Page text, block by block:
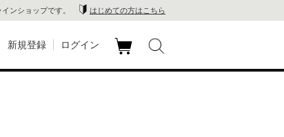
ンショップです。 はじめての方はこちら
新規登録 ログイン